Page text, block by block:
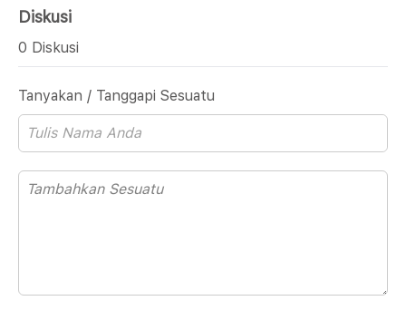
Diskusi
0 Diskusi
Tanyakan / Tanggapi Sesuatu